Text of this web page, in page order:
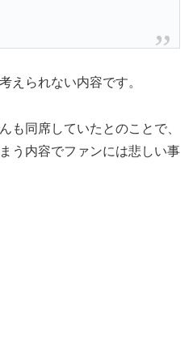
えられない内容です。
も同席していたとのことで、
う内容でファンには悲しい事